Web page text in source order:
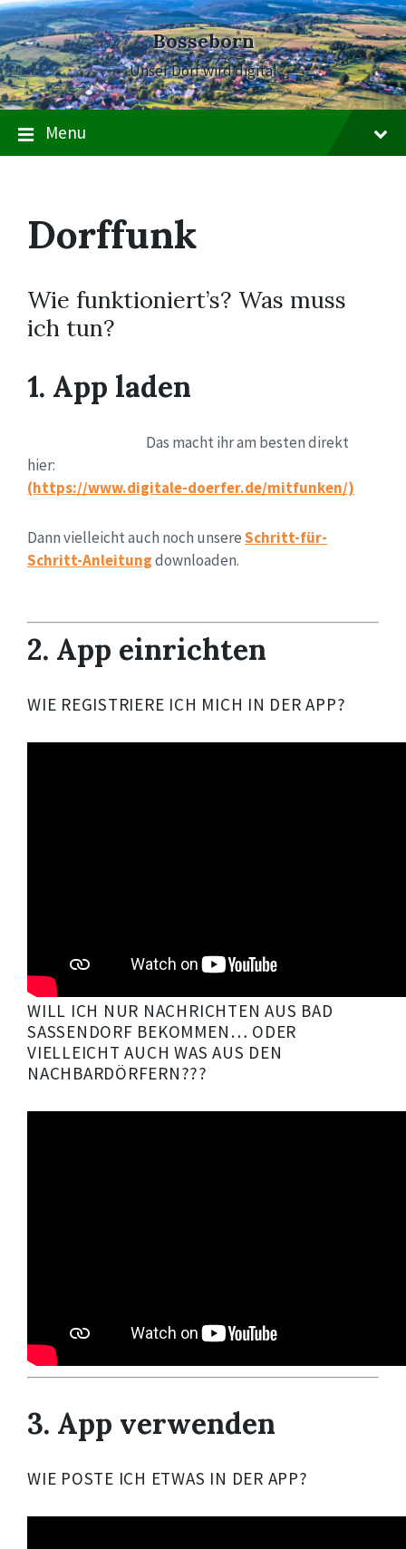
Skip
to
content
Skip
to
main
navigation
Skip
to
footer
Bosseborn
Unser Dorf wird digital
Menu
Dorffunk
Wie funktioniert’s? Was muss
ich tun?
1. App laden
Das macht ihr am besten direkt
hier:
(https://www.digitale-doerfer.de/mitfunken/)
Dann vielleicht auch noch unsereSchritt-für-
Schritt-Anleitungdownloaden.
2. App einrichten
WIE REGISTRIERE ICH MICH IN DER APP?
WILL ICH NUR NACHRICHTEN AUS BAD
SASSENDORF BEKOMMEN… ODER
VIELLEICHT AUCH WAS AUS DEN
NACHBARDÖRFERN???
3. App verwenden
WIE POSTE ICH ETWAS IN DER APP?